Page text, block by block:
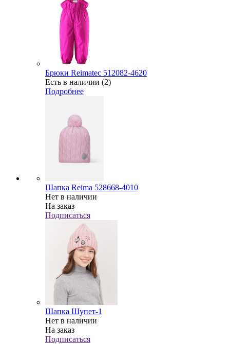
Брюки Reimatec 512082-4620
Есть в наличии (2)
Подробнее
Шапка Reima 528668-4010
Нет в наличии
На заказ
Подписаться
Шапка Шупет-1
Нет в наличии
На заказ
Подписаться